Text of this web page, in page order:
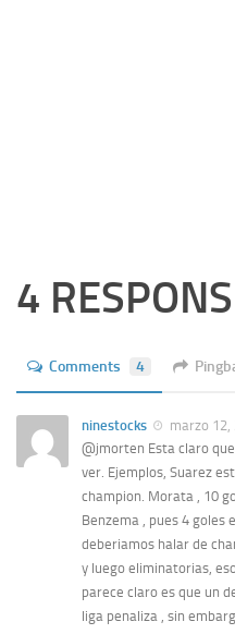
4
Comments 4
ninestocks
marzo 12,
@jmorten Esta claro
ver. Ejemplos, Suarez
champion. Morata , 10
Benzema , pues 4 goles
deberiamos halar de
y luego eliminatorias,
parece claro es que un
liga penaliza , sin